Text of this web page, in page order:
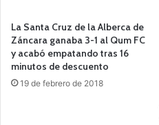
La Santa Cruz de la Alberca de
Záncara ganaba 3-1 al Qum FC
y acabó empatando tras 16
minutos de descuento
19 de febrero de 2018